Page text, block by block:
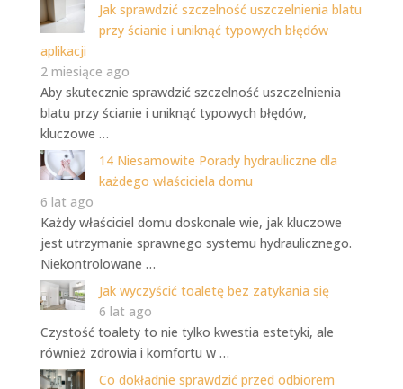
Jak sprawdzić szczelność uszczelnienia blatu
przy ścianie i uniknąć typowych błędów
aplikacji
2 miesiące ago
Aby skutecznie sprawdzić szczelność uszczelnienia
blatu przy ścianie i uniknąć typowych błędów,
kluczowe …
14 Niesamowite Porady hydrauliczne dla
każdego właściciela domu
6 lat ago
Każdy właściciel domu doskonale wie, jak kluczowe
jest utrzymanie sprawnego systemu hydraulicznego.
Niekontrolowane …
Jak wyczyścić toaletę bez zatykania się
6 lat ago
Czystość toalety to nie tylko kwestia estetyki, ale
również zdrowia i komfortu w …
Co dokładnie sprawdzić przed odbiorem